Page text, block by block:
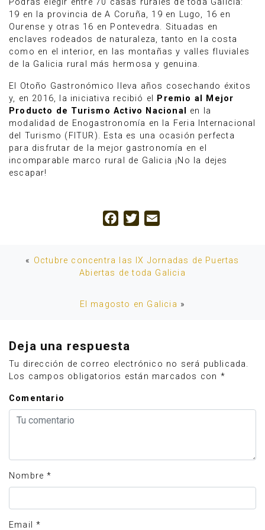
Podrás elegir entre 70 casas rurales de toda Galicia:
19 en la provincia de A Coruña, 19 en Lugo, 16 en
Ourense y otras 16 en Pontevedra. Situadas en
enclaves rodeados de naturaleza, tanto en la costa
como en el interior, en las montañas y valles fluviales
de la Galicia rural más hermosa y genuina.
El Otoño Gastronómico lleva años cosechando éxitos
y, en 2016, la iniciativa recibió el
Premio al Mejor
Producto de Turismo Activo Nacional
en la
modalidad de Enogastronomía en la Feria Internacional
del Turismo (FITUR). Esta es una ocasión perfecta
para disfrutar de la mejor gastronomía en el
incomparable marco rural de Galicia ¡No la dejes
escapar!
Facebook
Twitter
« Octubre concentra las IX Jornadas de Puertas
Abiertas de toda Galicia
El magosto en Galicia »
Deja una respuesta
Tu dirección de correo electrónico no será publicada.
Los campos obligatorios están marcados con *
Comentario
Nombre *
Email *